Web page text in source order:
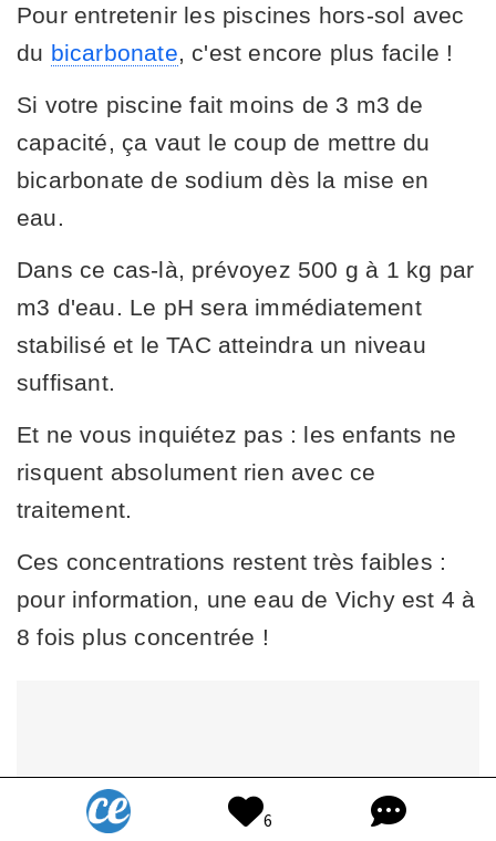
Pour entretenir les piscines hors-sol avec
du bicarbonate, c'est encore plus facile !
Si votre piscine fait moins de 3 m3 de
capacité, ça vaut le coup de mettre du
bicarbonate de sodium dès la mise en
eau.
Dans ce cas-là, prévoyez 500 g à 1 kg par
m3 d'eau. Le pH sera immédiatement
stabilisé et le TAC atteindra un niveau
suffisant.
Et ne vous inquiétez pas : les enfants ne
risquent absolument rien avec ce
traitement.
Ces concentrations restent très faibles :
pour information, une eau de Vichy est 4 à
8 fois plus concentrée !
6